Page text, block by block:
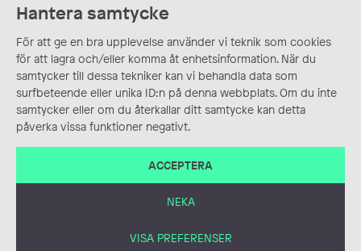
Hantera samtycke
För att ge en bra upplevelse använder vi teknik som cookies
för att lagra och/eller komma åt enhetsinformation. När du
samtycker till dessa tekniker kan vi behandla data som
surfbeteende eller unika ID:n på denna webbplats. Om du inte
samtycker eller om du återkallar ditt samtycke kan detta
påverka vissa funktioner negativt.
ACCEPTERA
NEKA
VISA PREFERENSER